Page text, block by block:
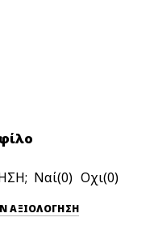
0 0
ΑΥΤΉΝ ΤΗΝ ΑΞΙΟΛΟΓΗΣΗ